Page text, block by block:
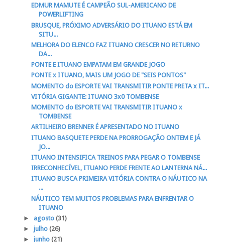
EDMUR MAMUTE É CAMPEÃO SUL-AMERICANO DE
POWERLIFTING
BRUSQUE, PRÓXIMO ADVERSÁRIO DO ITUANO ESTÁ EM
SITU...
MELHORA DO ELENCO FAZ ITUANO CRESCER NO RETURNO
DA...
PONTE E ITUANO EMPATAM EM GRANDE JOGO
PONTE x ITUANO, MAIS UM JOGO DE "SEIS PONTOS"
MOMENTO do ESPORTE VAI TRANSMITIR PONTE PRETA x IT...
VITÓRIA GIGANTE: ITUANO 3x0 TOMBENSE
MOMENTO do ESPORTE VAI TRANSMITIR ITUANO x
TOMBENSE
ARTILHEIRO BRENNER É APRESENTADO NO ITUANO
ITUANO BASQUETE PERDE NA PRORROGAÇÃO ONTEM E JÁ
JO...
ITUANO INTENSIFICA TREINOS PARA PEGAR O TOMBENSE
IRRECONHECÍVEL, ITUANO PERDE FRENTE AO LANTERNA NÁ...
ITUANO BUSCA PRIMEIRA VITÓRIA CONTRA O NÁUTICO NA
...
NÁUTICO TEM MUITOS PROBLEMAS PARA ENFRENTAR O
ITUANO
► agosto (31)
► julho (26)
► junho (21)